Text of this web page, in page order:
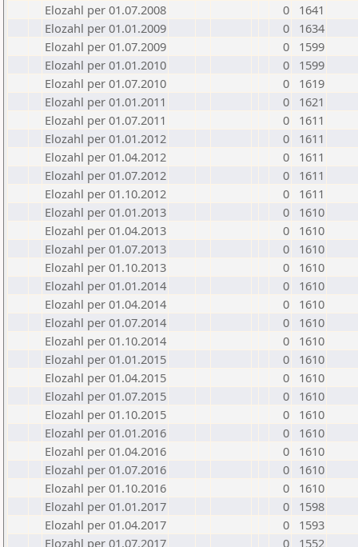
Elozahl per 01.07.2008
0
1641
Elozahl per 01.01.2009
0
1634
Elozahl per 01.07.2009
0
1599
Elozahl per 01.01.2010
0
1599
Elozahl per 01.07.2010
0
1619
Elozahl per 01.01.2011
0
1621
Elozahl per 01.07.2011
0
1611
Elozahl per 01.01.2012
0
1611
Elozahl per 01.04.2012
0
1611
Elozahl per 01.07.2012
0
1611
Elozahl per 01.10.2012
0
1611
Elozahl per 01.01.2013
0
1610
Elozahl per 01.04.2013
0
1610
Elozahl per 01.07.2013
0
1610
Elozahl per 01.10.2013
0
1610
Elozahl per 01.01.2014
0
1610
Elozahl per 01.04.2014
0
1610
Elozahl per 01.07.2014
0
1610
Elozahl per 01.10.2014
0
1610
Elozahl per 01.01.2015
0
1610
Elozahl per 01.04.2015
0
1610
Elozahl per 01.07.2015
0
1610
Elozahl per 01.10.2015
0
1610
Elozahl per 01.01.2016
0
1610
Elozahl per 01.04.2016
0
1610
Elozahl per 01.07.2016
0
1610
Elozahl per 01.10.2016
0
1610
Elozahl per 01.01.2017
0
1598
Elozahl per 01.04.2017
0
1593
Elozahl per 01.07.2017
0
1552